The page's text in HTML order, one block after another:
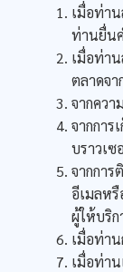
เมื่อท่า
ท่านยื่น
เมื่อท่า
ตลาดจา
จากคว
จากกา
บราวเซ
จากกา
อีเมลห
ผู้ให้บริ
เมื่อท่า
เมื่อท่า